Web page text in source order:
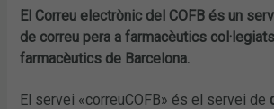
El Correu electrònic del COFB és un
de correu pera a farmacèutics
farmacèutics de Barcelona.
El servei «correuCOFB» és el servei de